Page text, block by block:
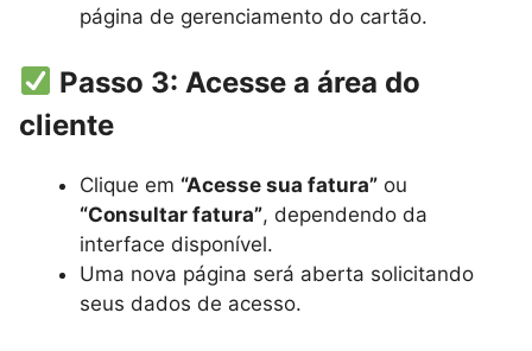
página de gerenciamento do cartão.
Passo 3: Acesse a área do
cliente
Clique em “Acesse sua fatura” ou
“Consultar fatura”, dependendo da
interface disponível.
Uma nova página será aberta solicitando
seus dados de acesso.